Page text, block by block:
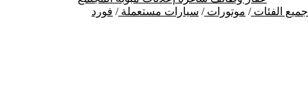
جميع الفئات/ موتورات / سيارات مستعملة / فورد